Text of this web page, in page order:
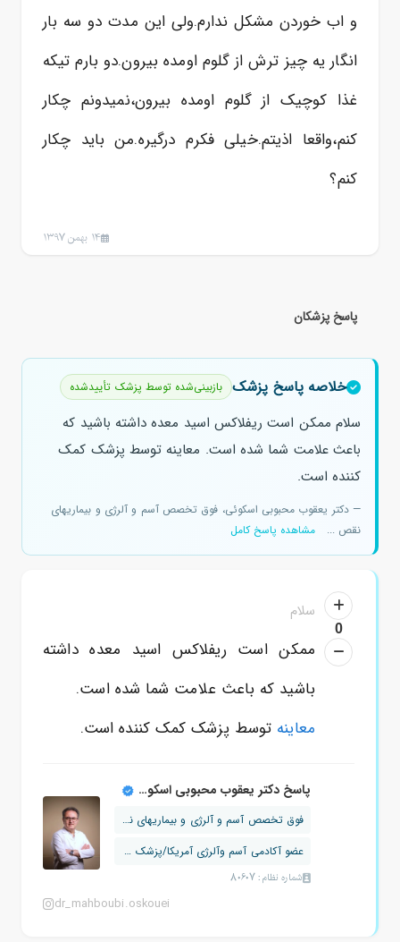
و اب خوردن مشکل ندارم.ولی این مدت دو سه بار
انگار یه چیز ترش از گلوم اومده بیرون.دو بارم تیکه
غذا کوچیک از گلوم اومده بیرون،نمیدونم چکار
کنم،واقعا اذیتم.خیلی فکرم درگیره.من باید چکار
کنم؟
14 بهمن 1397
پاسخ پزشکان
خلاصه پاسخ پزشک بازبینی‌شده توسط پزشک تأییدشده
سلام ممکن است ریفلاکس اسید معده داشته باشید که
باعث علامت شما شده است. معاینه توسط پزشک کمک
کننده است.
— دکتر یعقوب محبوبی اسکوئی، فوق تخصص آسم و آلرژی و بیماریهای
نقص ...
مشاهده پاسخ کامل
0
سلام
ممکن است ریفلاکس اسید معده داشته
باشید که باعث علامت شما شده است.
معاینه توسط پزشک کمک کننده است.
پاسخ دکتر یعقوب محبوبی اسکوئی
فوق تخصص آسم و آلرژی و بیماریهای نقص ...
عضو آکادمی آسم وآلرژی آمریکا/پزشک نمو...
شماره نظام: 80607
dr_mahboubi.oskouei